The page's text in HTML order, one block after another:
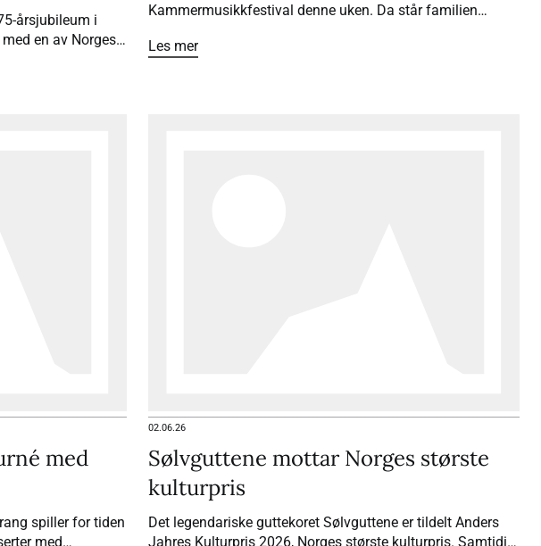
årsjubileum i
en av Norges
første i
Kammermusikkfestival denne uken. Da står familien
år etter at et spesielt vennskap startet.
Les mer
med
spiller for tiden
med
02.06.26
Sølvguttene mottar Norges største
kulturpris
Det legendariske guttekoret Sølvguttene er tildelt Anders
Jahres Kulturpris 2026, Norges største kulturpris. Samtidig